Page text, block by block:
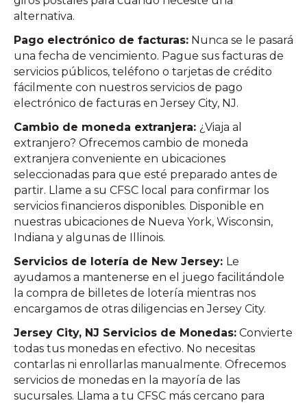
alternativa.
Pago electrónico de facturas: Nunca se le pasará
una fecha de vencimiento. Pague sus facturas de
servicios públicos, teléfono o tarjetas de crédito
fácilmente con nuestros servicios de pago
electrónico de facturas en Jersey City, NJ.
Cambio de moneda extranjera: ¿Viaja al
extranjero? Ofrecemos cambio de moneda
extranjera conveniente en ubicaciones
seleccionadas para que esté preparado antes de
partir. Llame a su CFSC local para confirmar los
servicios financieros disponibles. Disponible en
nuestras ubicaciones de Nueva York, Wisconsin,
Indiana y algunas de Illinois.
Servicios de lotería de New Jersey: Le
ayudamos a mantenerse en el juego facilitándole
la compra de billetes de lotería mientras nos
encargamos de otras diligencias en Jersey City.
Jersey City, NJ Servicios de Monedas: Convierte
todas tus monedas en efectivo. No necesitas
contarlas ni enrollarlas manualmente. Ofrecemos
servicios de monedas en la mayoría de las
sucursales. Llama a tu CFSC más cercano para